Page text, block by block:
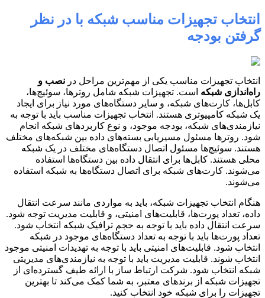
انتخاب تجهیزات مناسب شبکه با در نظر
گرفتن بودجه
انتخاب تجهیزات مناسب یکی از مهم‌ترین مراحل در نصب و
راه‌اندازی شبکه است. تجهیزات شبکه شامل روترها، سوئیچ‌ها،
کابل‌ها، کارت‌های شبکه، و سایر دستگاه‌های مورد نیاز برای ایجاد
یک شبکه کامپیوتری هستند. انتخاب تجهیزات مناسب باید با توجه به
نیازمندی‌های شبکه، بودجه موجود، و نوع کاربردهای شبکه انجام
شود. روترها مسئول مسیریابی بسته‌های داده بین شبکه‌های مختلف
هستند. سوئیچ‌ها مسئول اتصال دستگاه‌های مختلف در یک شبکه
محلی هستند. کابل‌ها برای انتقال داده بین دستگاه‌ها استفاده
می‌شوند. کارت‌های شبکه برای اتصال دستگاه‌ها به شبکه استفاده
می‌شوند.
هنگام انتخاب تجهیزات شبکه، باید به مواردی مانند سرعت انتقال
داده، تعداد پورت‌ها، قابلیت‌های امنیتی، و قابلیت مدیریت توجه شود.
سرعت انتقال داده باید با توجه به حجم ترافیک شبکه انتخاب شود.
تعداد پورت‌ها باید با توجه به تعداد دستگاه‌های موجود در شبکه
انتخاب شود. قابلیت‌های امنیتی باید با توجه به تهدیدات امنیتی موجود
انتخاب شوند. قابلیت مدیریت باید با توجه به نیازمندی‌های مدیریتی
شبکه انتخاب شود. شرکت ارتباط ساز با ارائه طیف گسترده‌ای از
تجهیزات شبکه از برندهای معتبر، به شما کمک می‌کند تا بهترین
تجهیزات را برای شبکه خود انتخاب کنید.